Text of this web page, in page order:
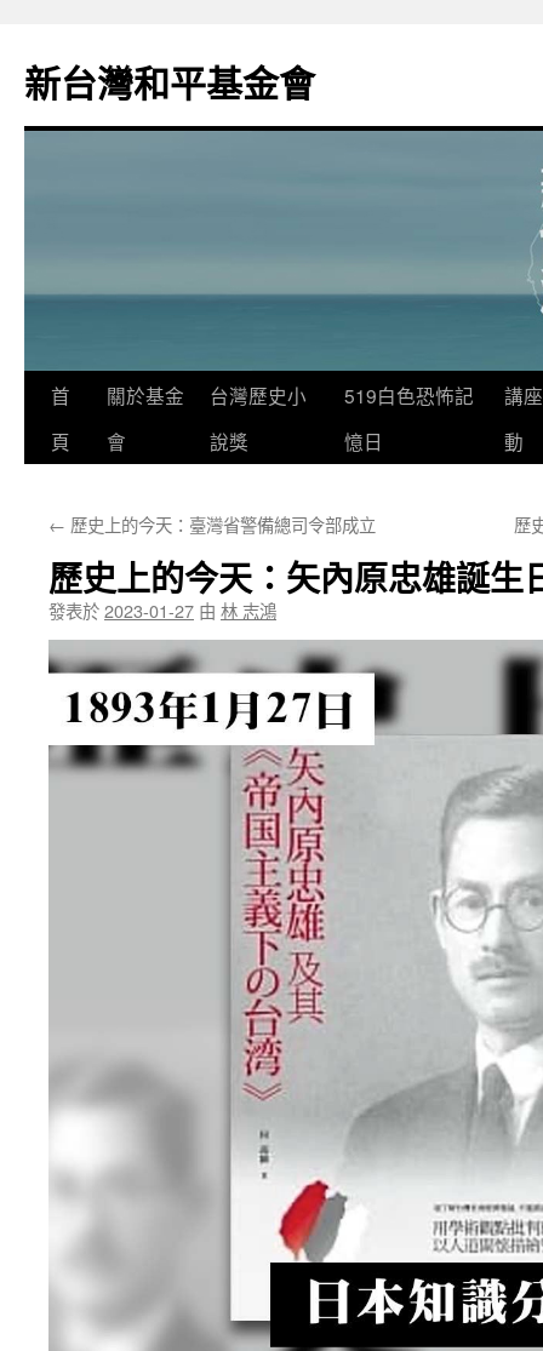
新台灣和平基金會
首
頁
關於基金
會
台灣歷史小
說獎
519白色恐怖記
憶日
講
動
← 歷史上的今天：臺灣省警備總司令部成立 歷
歷史上的今天：矢內原忠雄誕生
發表於2023-01-27 由 林 志鴻